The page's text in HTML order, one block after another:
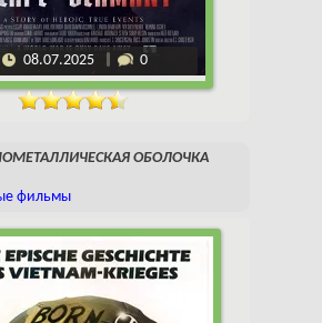
08.07.2025 0
ОБОЛОЧКА
фильмы